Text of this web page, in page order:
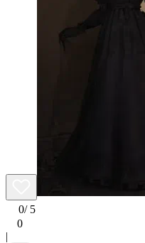
0/ 5
0
|